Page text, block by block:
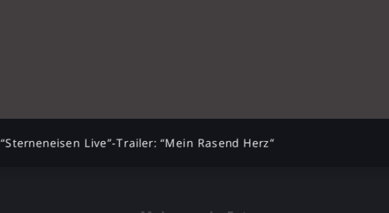
“Sterneneisen Live”-Trailer: “Mein Rasend Herz”